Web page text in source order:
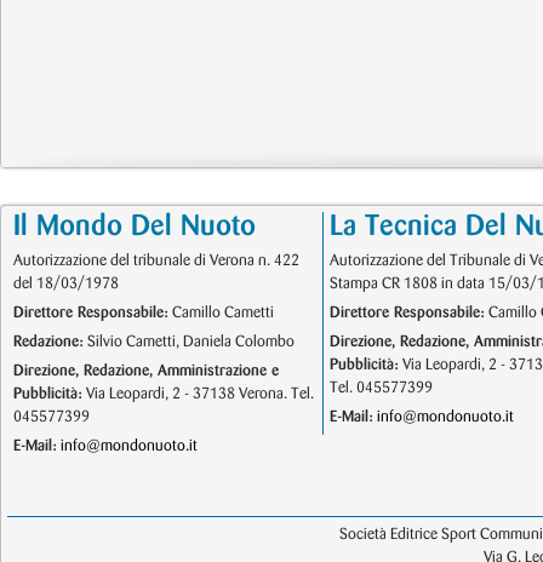
Il Mondo Del Nuoto
Autorizzazione del tribunale di Verona n. 422
del 18/03/1978
Direttore Responsabile: Camillo Cametti
Redazione: Silvio Cametti, Daniela Colombo
Direzione, Redazione, Amministrazione e
Pubblicità: Via Leopardi, 2 - 37138 Verona. Tel.
045577399
E-Mail: info@mondonuoto.it
La Tecnica Del
Autorizzazione del Tribunale di
Stampa CR 1808 in data 15/03/
Direttore Responsabile: Camillo
Direzione, Redazione,
Pubblicità: Via Leopardi, 2 -
Tel. 045577399
E-Mail: info@mondonuoto.it
Società Editrice Sport
Via G.